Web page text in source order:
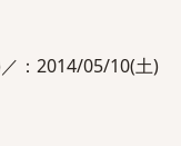
：2014/05/10(土)